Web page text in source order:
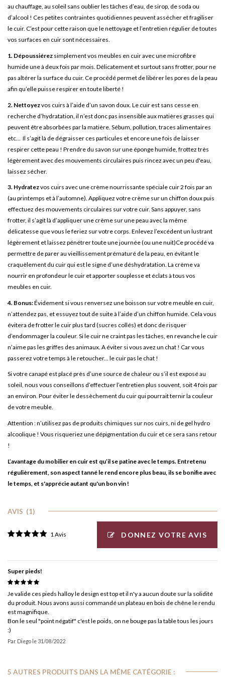
au chauffage, au soleil sans oublier les tâches d’eau, de sirop, de soda ou
d’alcool ! Ces petites contraintes quotidiennes peuvent assécher et fragiliser
le cuir. C’est pour cette raison que le nettoyage et l’entretien régulier de toutes
vos surfaces en cuir sont nécessaires.
1. Dépoussiérez simplement vos meubles en cuir avec une microfibre
humide une à deux fois par mois. Délicatement et surtout sans frotter, pour ne
pas altérer la surface du cuir. Ce procédé permet de libérer les pores de la peau
afin qu’elle puisse respirer en toute liberté !
2. Nettoyezvos cuirs à l’aide d’un savon doux. Le cuir est sans cesse en
recherche d’hydratation, il n’est donc pas insensible aux matières grasses qui
peuvent être absorbées par la matière. Sébum, pollution, traces alimentaires
etc… Il s’agit là de dégraisser ces particules et encore une fois de laisser
respirer cette peau ! Prendre du savon sur une éponge humide, frottez très
légèrement avec des mouvements circulaires puis rincez avec un peu d'eau,
laissez sécher.
3. Hydratezvos cuirs avec une crème nourrissante spéciale cuir 2 fois par an
(au printemps et à l’automne). Appliquez votre crème sur un chiffon doux puis
effectuez des mouvements circulaires sur votre cuir. Sans appuyer, sans
frotter, il s’agit là d’appliquer une crème sur une peau avec la même
délicatesse que vous le feriez sur votre corps. Enlevez l’excédent un lustrant
légèrement et laissez pénétrer toute une journée (ou une nuit)Ce procédé va
permettre de parer au vieillissement prématuré de la peau, en évitant le
craquèlement du cuir qui est le signe d’une déshydratation. La crème va
nourrir en profondeur le cuir et apporter souplesse et éclats à tous vos
meubles en cuir.
4. Bonus:Évidement si vous renversez une boisson sur votre meuble en cuir,
n’attendez pas, et essuyez tout de suite à l’aide d’un chiffon humide. Cela vous
évitera de frotter le cuir plus tard (sucres collés) et donc de risquer
d’endommager la couleur. Si le cuir ne craint pas les tâches, en revanche le cuir
n’aime pas les griffes des animaux. A éviter si vous avez un chat ! Car vous
passerez votre temps à le retoucher... le cuir pas le chat !
Si votre canapé est placé près d’une source de chaleur ou s’il est exposé au
soleil, nous vous conseillons d’effectuer l’entretien plus souvent, soit 4 fois par
an environ. Pour éviter le dessèchement du cuir qui pourrait ternir la couleur
de votre meuble.
Attention : n’utilisez pas de produits chimiques sur nos cuirs, ni de gel hydro
alcoolique ! Vous risqueriez une dépigmentation du cuir et ce sera sans retour
!
L’avantage du mobilier en cuir est qu’il se patine avec le temps. Entretenu
régulièrement, son aspect tanné le rend encore plus beau, ils se bonifie avec
le temps, et s'apprécie autant qu'un bon vin !
AVIS (1)
1 Avis DONNEZ VOTRE AVIS
Super pieds!
Je valide ces pieds halloy le design est top et il n'y a aucun doute sur la solidité
du produit. Nous avons aussi commandé un plateau en bois de chêne le rendu
est magnifique.
Bon le seul "point négatif" c'est le poids, on ne bouge pas la table tous les jours
:)
Par Diego le 31/08/2022
5 AUTRES PRODUITS DANS LA MÊME CATÉGORIE :